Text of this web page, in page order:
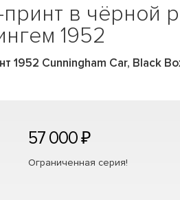
в чёрной
1952
1952 Cunningham Car, Black
57 000 ₽
Ограниченная серия!